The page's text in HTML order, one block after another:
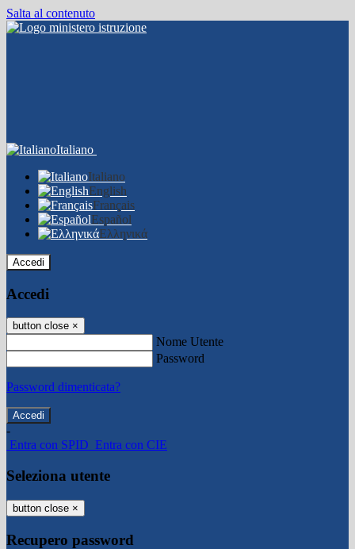
Salta al contenuto
Italiano
Italiano
English
Français
Español
Ελληνικά
Accedi
Accedi
button close ×
Nome Utente
Password
Password dimenticata?
-
Entra con SPID Entra con CIE
Seleziona utente
button close ×
Recupero password